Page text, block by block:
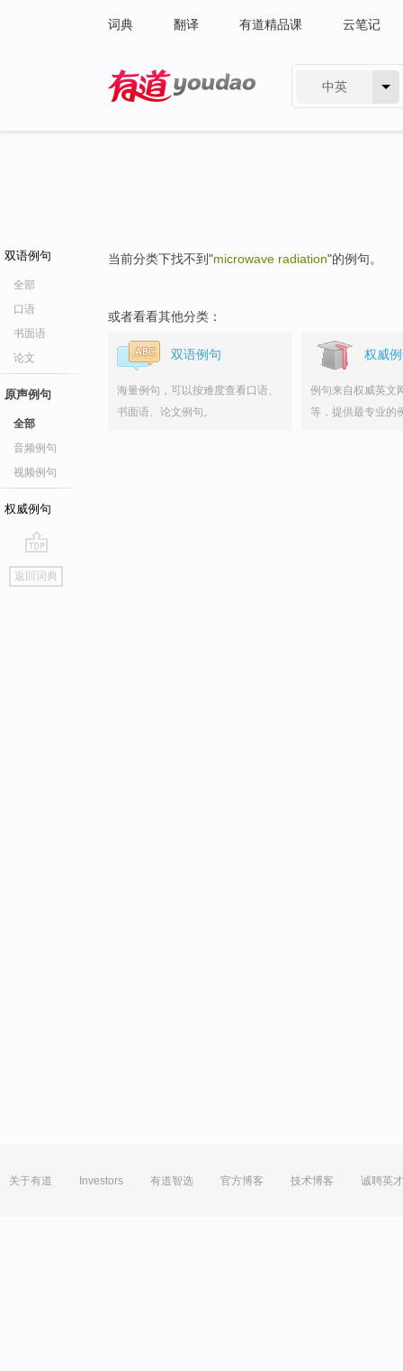
词典 翻译 有道精品课 云笔记
中英
双语例句
全部
口语
书面语
论文
原声例句
全部
音频例句
视频例句
权威例句
go
top
返回词典
当前分类下找不到"microwave radiation"的例句。
或者看看其他分类：
双语例句
海量例句，可以按难度查看口语、
书面语、论文例句。
权威
例句来自权威英文
等，提供最专业的
关于有道 Investors 有道智选 官方博客 技术博客 诚聘英才